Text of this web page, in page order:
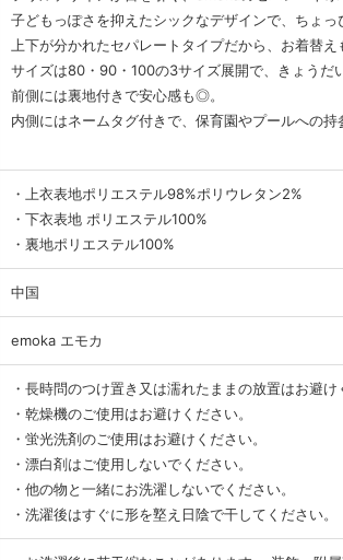
子どもっぽさを抑えたシックなデザインで、ちょ
上下が分かれたセパレートタイプだから、お着替
サイズは80・90・100の3サイズ展開で、きょうだ
前側には裏地付きで安心感も◎。
内側にはネームタグ付きで、保育園やプールへの持
・上衣表地ポリエステル98%ポリウレタン2%
・下衣表地 ポリエステル100%
・裏地ポリエステル100%
中国
emoka エモカ
・長時問のつけ置き又は濡れたままの放置はお避け
・乾燥機のご使用はお避けください。
・蛍光洗剤のご使用はお避けください。
・漂白剤はご使用しないでください。
・他の物と一緒にお洗濯しないでください。
・洗濯後はすぐに形を墪え日陰で干してください。